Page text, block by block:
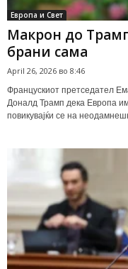
Европа и Свет
Макрон до
брани сама
April 26, 2026 во 8:46
Францускиот претседател
Доналд Трамп дека Европа
повикувајќи се на